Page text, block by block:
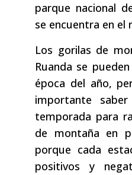
parque nacional
se encuentra en el
Los gorilas de
Ruanda se
época del año,
importante
temporada para
de montaña en
porque cada
positivos y